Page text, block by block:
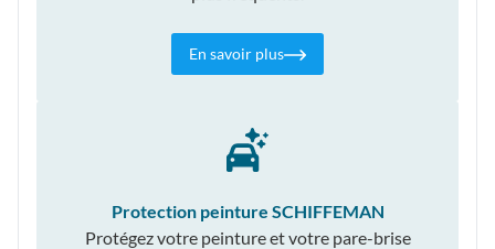
En savoir plus
Protection peinture SCHIFFEMAN
Protégez votre peinture et votre pare-brise